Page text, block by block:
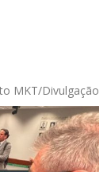
MKT/Divulgação